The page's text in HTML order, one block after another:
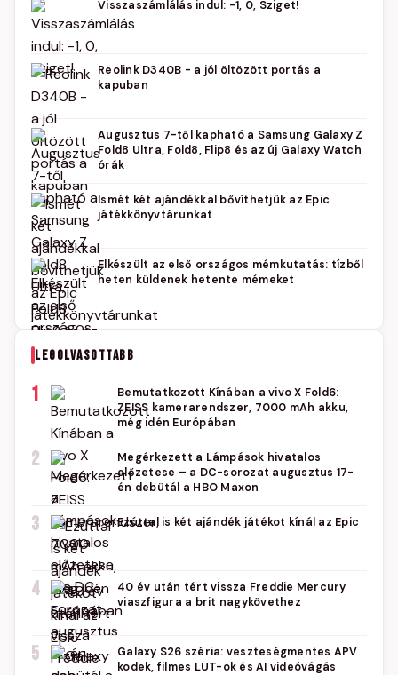
Visszaszámlálás indul: -1, 0, Sziget!
Reolink D340B - a jól öltözött portás a
kapuban
Augusztus 7-től kapható a Samsung Galaxy Z
Fold8 Ultra, Fold8, Flip8 és az új Galaxy Watch
órák
Ismét két ajándékkal bővíthetjük az Epic
játékkönyvtárunkat
Elkészült az első országos mémkutatás: tízből
heten küldenek hetente mémeket
LEGOLVASOTTABB
1
Bemutatkozott Kínában a vivo X Fold6:
ZEISS kamerarendszer, 7000 mAh akku,
még idén Európában
2
Megérkezett a Lámpások hivatalos
előzetese – a DC-sorozat augusztus 17-
én debütál a HBO Maxon
3 Ezúttal is két ajándék játékot kínál az Epic
4
40 év után tért vissza Freddie Mercury
viaszfigura a brit nagykövethez
5
Galaxy S26 széria: veszteségmentes APV
kodek, filmes LUT-ok és AI videóvágás